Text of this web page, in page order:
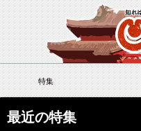
メニュー
DEEokinawaトップ
特集
最近の特集